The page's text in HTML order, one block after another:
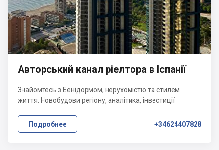
Авторський канал ріелтора в Іспанії
Знайомтесь з Бенідормом, нерухомістю та стилем
життя. Новобудови регіону, аналітика, інвестиції
Подробнее +34624407828